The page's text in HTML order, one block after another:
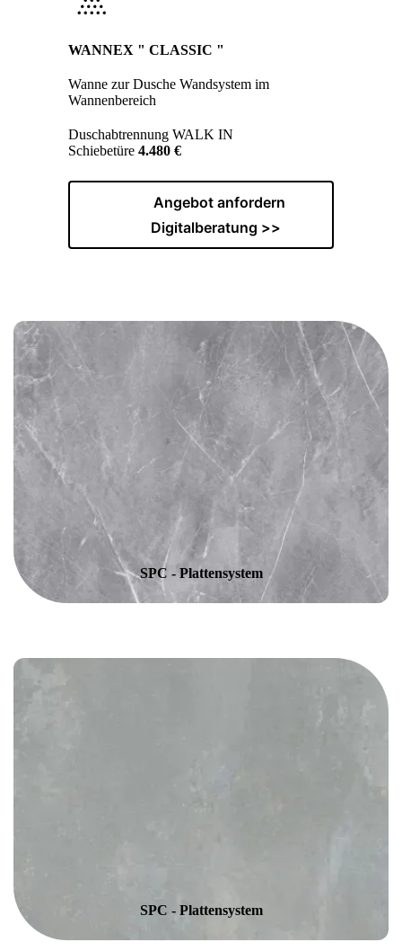
WANNEX " CLASSIC "
Wanne zur Dusche Wandsystem im
Wannenbereich
Duschabtrennung WALK IN
Schiebetüre4.480 €
Angebot anfordern
Digitalberatung >>
SPC - Plattensystem
SPC - Plattensystem